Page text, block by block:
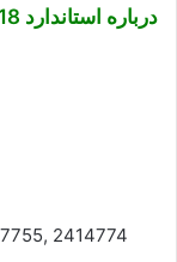
درباره استاندارد DIN EN 13018 خرید DIN EN 13018
2414774